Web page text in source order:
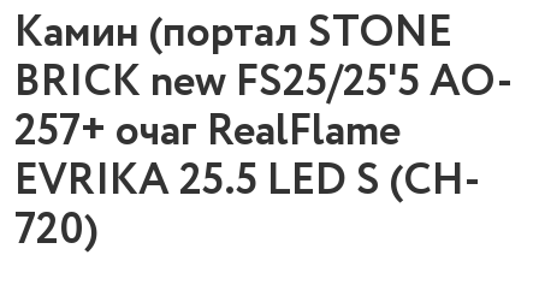
Камин (портал STONE
BRICK new FS25/25'5 AO-
257+ очаг RealFlame
EVRIKA 25.5 LED S (CH-
720)